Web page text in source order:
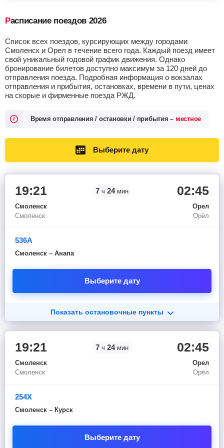
Расписание поездов 2026
Список всех поездов, курсирующих между городами
Смоленск и Орел в течение всего года. Каждый поезд имеет
свой уникальный годовой график движения. Однако
бронирование билетов доступно максимум за 120 дней до
отправления поезда. Подробная информация о вокзалах
отправления и прибытия, остановках, времени в пути, ценах
на скорые и фирменные поезда РЖД.
Время отправления / остановки / прибытия – местное
Выберите дату
19:21
Смоленск
Смоленск
7 ч 24 мин 02:45
Орел
Орёл
536А
Смоленск – Анапа
Выберите дату
Показать остановочные пункты
19:21
Смоленск
Смоленск
7 ч 24 мин 02:45
Орел
Орёл
254Х
Смоленск – Курск
Выберите дату